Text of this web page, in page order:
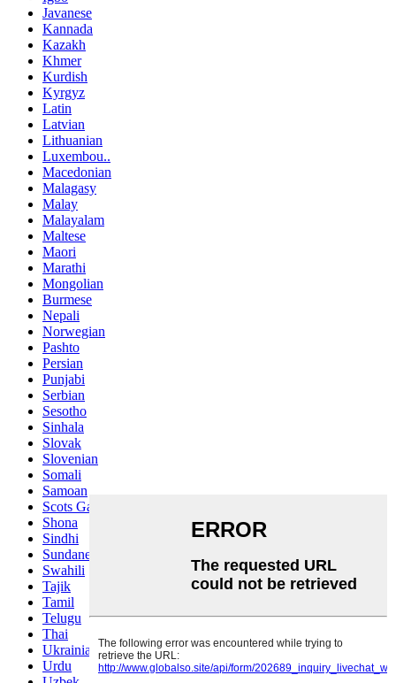
Javanese
Kannada
Kazakh
Khmer
Kurdish
Kyrgyz
Latin
Latvian
Lithuanian
Luxembou..
Macedonian
Malagasy
Malay
Malayalam
Maltese
Maori
Marathi
Mongolian
Burmese
Nepali
Norwegian
Pashto
Persian
Punjabi
Serbian
Sesotho
Sinhala
Slovak
Slovenian
Somali
Samoan
Scots Gaelic
Shona
Sindhi
Sundanese
Swahili
Tajik
Tamil
Telugu
Thai
Ukrainian
Urdu